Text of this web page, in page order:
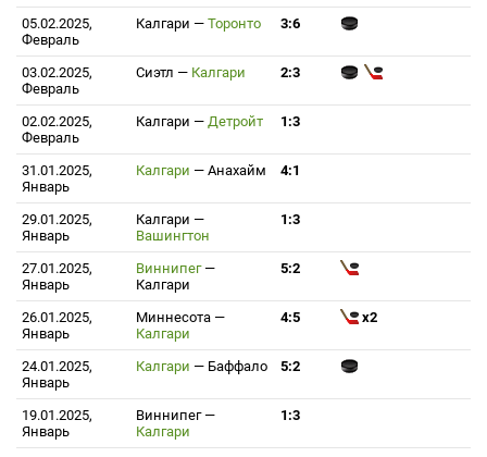
05.02.2025,
Февраль
Калгари — Торонто 3:6
03.02.2025,
Февраль
Сиэтл — Калгари 2:3
02.02.2025,
Февраль
Калгари — Детройт 1:3
31.01.2025,
Январь
Калгари — Анахайм 4:1
29.01.2025,
Январь
Калгари —
Вашингтон
1:3
27.01.2025,
Январь
Виннипег —
Калгари
5:2
26.01.2025,
Январь
Миннесота —
Калгари
4:5 x2
24.01.2025,
Январь
Калгари — Баффало 5:2
19.01.2025,
Январь
Виннипег —
Калгари
1:3